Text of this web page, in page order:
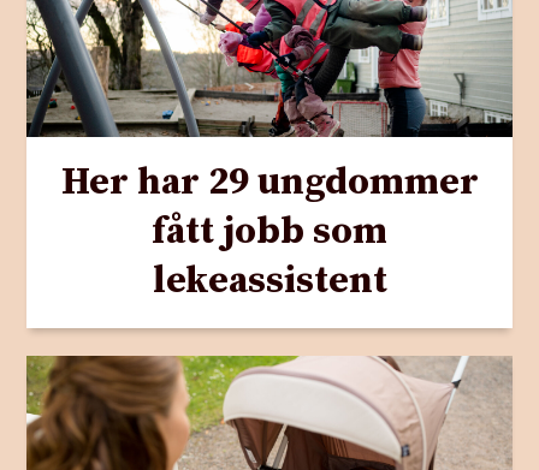
Her har 29 ungdommer
fått jobb som
lekeassistent